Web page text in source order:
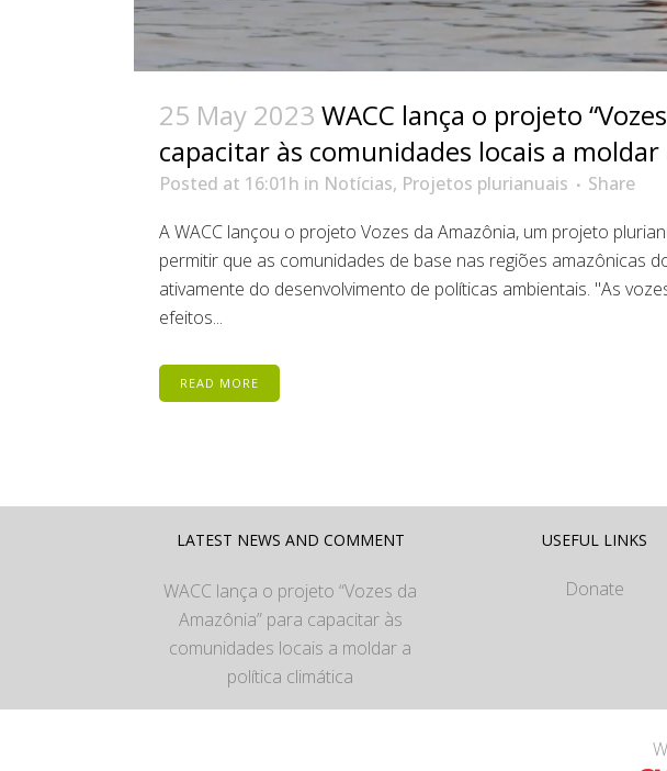
25 May 2023 WACC lança o projeto
capacitar às comunidades locais a
Posted at 16:01h in Notícias, Projetos plurianuais
Share
A WACC lançou o projeto Vozes da Amazônia, um projeto
permitir que as comunidades de base nas regiões amazônicas
ativamente do desenvolvimento de políticas ambientais. "As
efeitos...
READ MORE
LATEST NEWS AND COMMENT
WACC lança o projeto “Vozes da
Amazônia” para capacitar às
comunidades locais a moldar a
política climática
USEFUL LINKS
Donate